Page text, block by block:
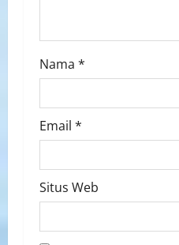
Nama *
Email *
Situs Web